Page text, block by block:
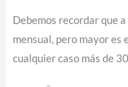
Debemos recordar que
mensual, pero mayor es
cualquier caso más de